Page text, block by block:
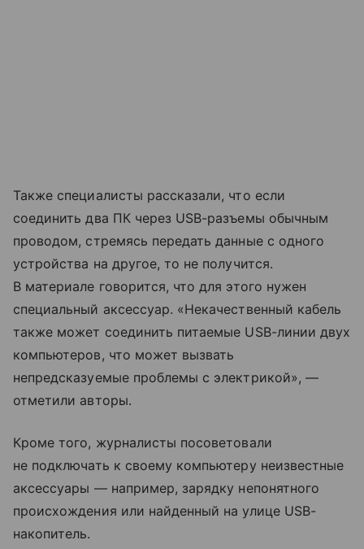
Также специалисты рассказали, что если
соединить два ПК через USB-разъемы обычным
проводом, стремясь передать данные с одного
устройства на другое, то не получится.
В материале говорится, что для этого нужен
специальный аксессуар. «Некачественный кабель
также может соединить питаемые USB-линии двух
компьютеров, что может вызвать
непредсказуемые проблемы с электрикой», —
отметили авторы.
Кроме того, журналисты посоветовали
не подключать к своему компьютеру неизвестные
аксессуары — например, зарядку непонятного
происхождения или найденный на улице USB-
накопитель.